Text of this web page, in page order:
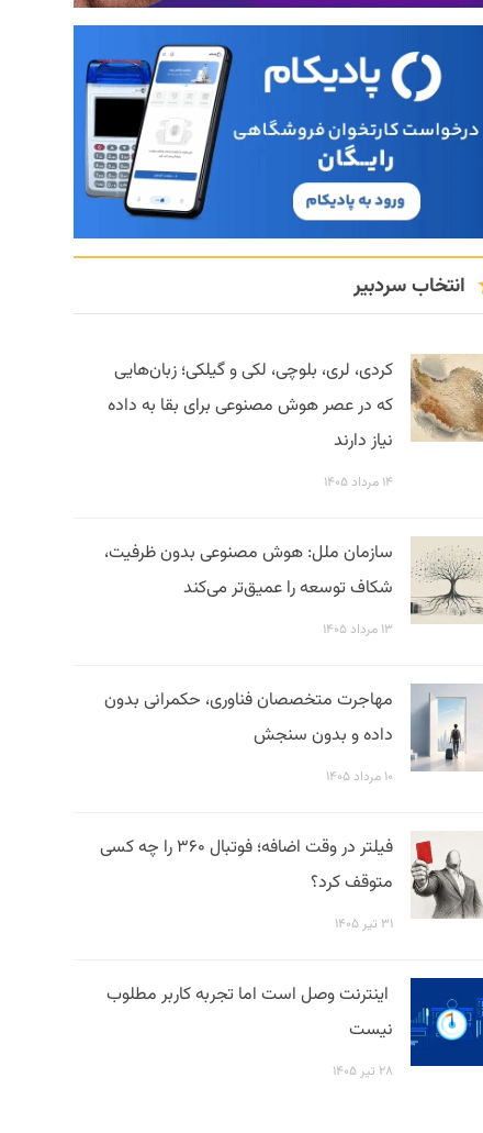
انتخاب سردبیر
کردی، لری، بلوچی، لکی و گیلکی؛ زبان‌هایی
که در عصر هوش مصنوعی برای بقا به داده
نیاز دارند
۱۴ مرداد ۱۴۰۵
سازمان ملل: هوش مصنوعی بدون ظرفیت،
شکاف توسعه را عمیق‌تر می‌کند
۱۳ مرداد ۱۴۰۵
مهاجرت متخصصان فناوری، حکمرانی بدون
داده و بدون سنجش
۱۰ مرداد ۱۴۰۵
فیلتر در وقت اضافه؛ فوتبال ۳۶۰ را چه کسی
متوقف کرد؟
۳۱ تیر ۱۴۰۵
اینترنت وصل است اما تجربه کاربر مطلوب
نیست
۲۸ تیر ۱۴۰۵